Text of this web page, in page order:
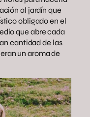
al jardín que
obligado en el
que abre cada
cantidad de las
un aroma de